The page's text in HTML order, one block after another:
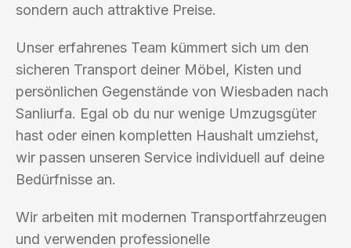
sondern auch attraktive Preise.
Unser erfahrenes Team kümmert sich um den
sicheren Transport deiner Möbel, Kisten und
persönlichen Gegenstände von Wiesbaden nach
Sanliurfa. Egal ob du nur wenige Umzugsgüter
hast oder einen kompletten Haushalt umziehst,
wir passen unseren Service individuell auf deine
Bedürfnisse an.
Wir arbeiten mit modernen Transportfahrzeugen
und verwenden professionelle